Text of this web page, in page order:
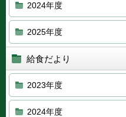
2024年度
2025年度
給食だより
2023年度
2024年度